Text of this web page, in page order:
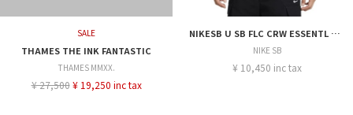
SALE
THAMES THE INK FANTASTIC
THAMES MMXX.
¥ 27,500 ¥ 19,250 inc tax
NIKESB U SB FLC CRW ESSENTL LOGO
NIKE SB
¥ 10,450 inc tax